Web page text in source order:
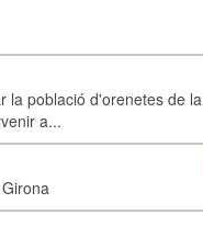
la població d'orenetes de la
a...